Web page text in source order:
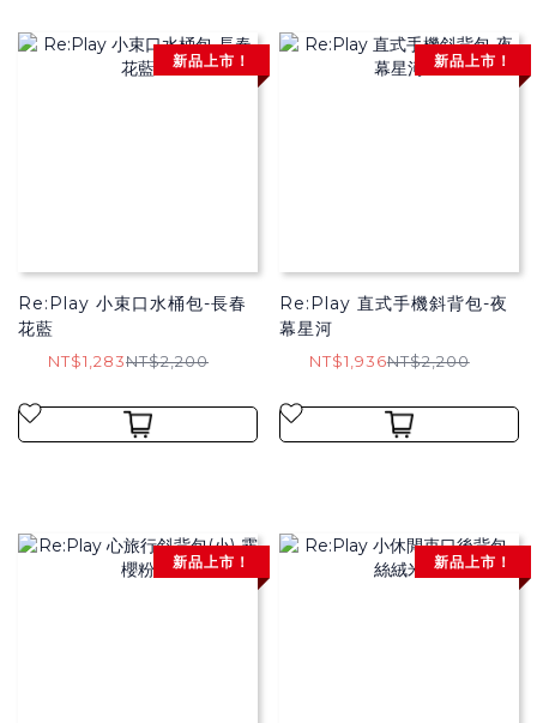
新品上市！
Re:Play 小束口水桶包-長春
花藍
NT$1,283NT$2,200
新品上市！
Re:Play 直式手機斜背包-夜
幕星河
NT$1,936NT$2,200
新品上市！ 新品上市！